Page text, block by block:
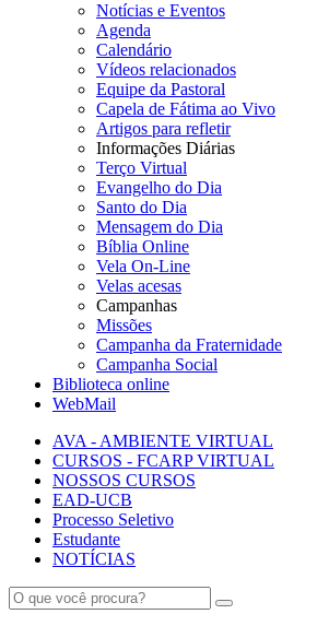
Notícias e Eventos
Agenda
Calendário
Vídeos relacionados
Equipe da Pastoral
Capela de Fátima ao Vivo
Artigos para refletir
Informações Diárias
Terço Virtual
Evangelho do Dia
Santo do Dia
Mensagem do Dia
Bíblia Online
Vela On-Line
Velas acesas
Campanhas
Missões
Campanha da Fraternidade
Campanha Social
Biblioteca online
WebMail
AVA - AMBIENTE VIRTUAL
CURSOS - FCARP VIRTUAL
NOSSOS CURSOS
EAD-UCB
Processo Seletivo
Estudante
NOTÍCIAS